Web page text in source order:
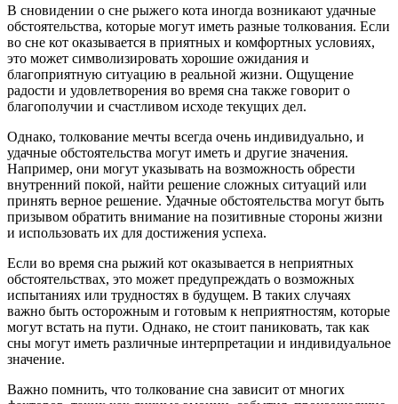
В сновидении о сне рыжего кота иногда возникают удачные
обстоятельства, которые могут иметь разные толкования. Если
во сне кот оказывается в приятных и комфортных условиях,
это может символизировать хорошие ожидания и
благоприятную ситуацию в реальной жизни. Ощущение
радости и удовлетворения во время сна также говорит о
благополучии и счастливом исходе текущих дел.
Однако, толкование мечты всегда очень индивидуально, и
удачные обстоятельства могут иметь и другие значения.
Например, они могут указывать на возможность обрести
внутренний покой, найти решение сложных ситуаций или
принять верное решение. Удачные обстоятельства могут быть
призывом обратить внимание на позитивные стороны жизни
и использовать их для достижения успеха.
Если во время сна рыжий кот оказывается в неприятных
обстоятельствах, это может предупреждать о возможных
испытаниях или трудностях в будущем. В таких случаях
важно быть осторожным и готовым к неприятностям, которые
могут встать на пути. Однако, не стоит паниковать, так как
сны могут иметь различные интерпретации и индивидуальное
значение.
Важно помнить, что толкование сна зависит от многих